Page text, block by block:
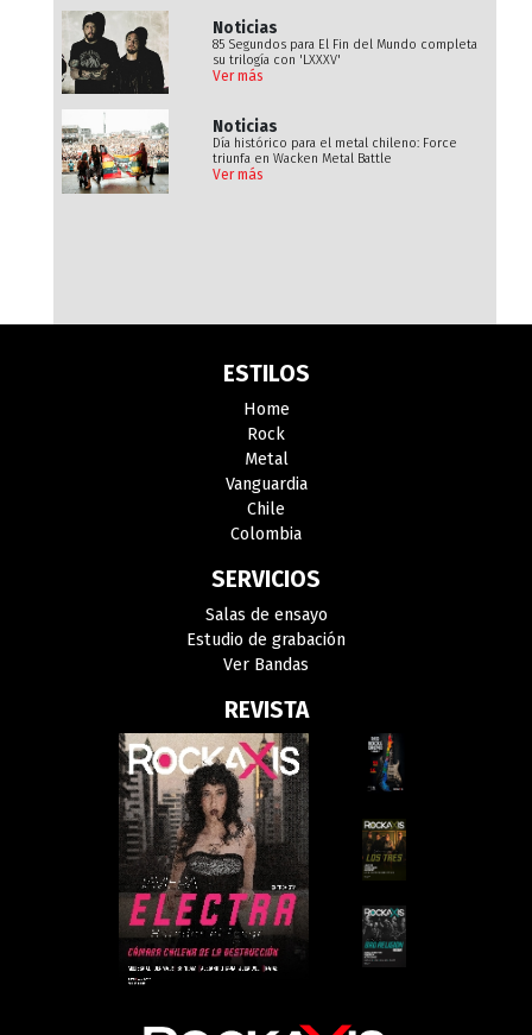
Noticias
85 Segundos para El Fin del Mundo completa
su trilogía con 'LXXXV'
Ver más
Noticias
Día histórico para el metal chileno: Force
triunfa en Wacken Metal Battle
Ver más
ESTILOS
Home
Rock
Metal
Vanguardia
Chile
Colombia
SERVICIOS
Salas de ensayo
Estudio de grabación
Ver Bandas
REVISTA